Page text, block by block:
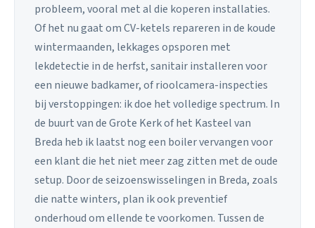
probleem, vooral met al die koperen installaties.
Of het nu gaat om CV-ketels repareren in de koude
wintermaanden, lekkages opsporen met
lekdetectie in de herfst, sanitair installeren voor
een nieuwe badkamer, of rioolcamera-inspecties
bij verstoppingen: ik doe het volledige spectrum. In
de buurt van de Grote Kerk of het Kasteel van
Breda heb ik laatst nog een boiler vervangen voor
een klant die het niet meer zag zitten met de oude
setup. Door de seizoenswisselingen in Breda, zoals
die natte winters, plan ik ook preventief
onderhoud om ellende te voorkomen. Tussen de